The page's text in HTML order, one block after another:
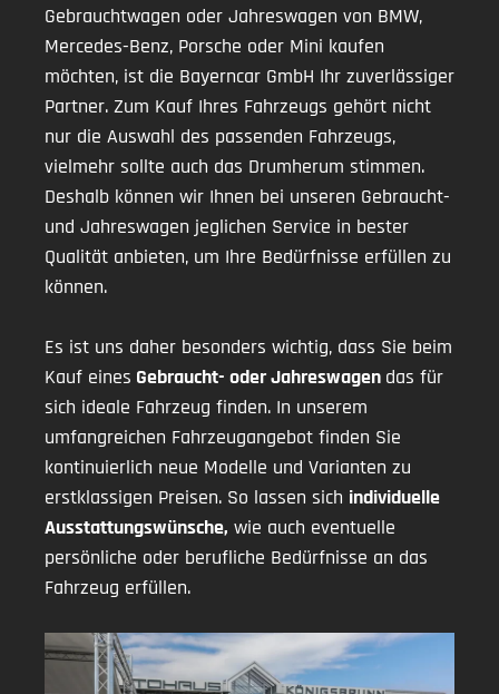
Gebrauchtwagen oder Jahreswagen von BMW,
Mercedes-Benz, Porsche oder Mini kaufen
möchten, ist die Bayerncar GmbH Ihr zuverlässiger
Partner. Zum Kauf Ihres Fahrzeugs gehört nicht
nur die Auswahl des passenden Fahrzeugs,
vielmehr sollte auch das Drumherum stimmen.
Deshalb können wir Ihnen bei unseren Gebraucht-
und Jahreswagen jeglichen Service in bester
Qualität anbieten, um Ihre Bedürfnisse erfüllen zu
können.
Es ist uns daher besonders wichtig, dass Sie beim
Kauf eines Gebraucht- oder Jahreswagen das für
sich ideale Fahrzeug finden. In unserem
umfangreichen Fahrzeugangebot finden Sie
kontinuierlich neue Modelle und Varianten zu
erstklassigen Preisen. So lassen sich individuelle
Ausstattungswünsche, wie auch eventuelle
persönliche oder berufliche Bedürfnisse an das
Fahrzeug erfüllen.